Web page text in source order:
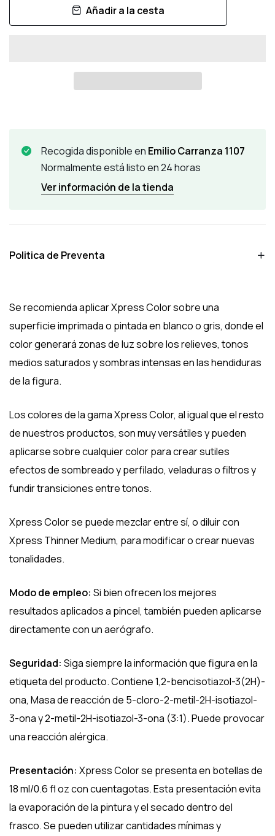
Añadir a la cesta
Recogida disponible en Emilio Carranza 1107
Normalmente está listo en 24 horas
Ver información de la tienda
Politica de Preventa
Se recomienda aplicar Xpress Color sobre una
superficie imprimada o pintada en blanco o gris, donde el
color generará zonas de luz sobre los relieves, tonos
medios saturados y sombras intensas en las hendiduras
de la figura.
Los colores de la gama Xpress Color, al igual que el resto
de nuestros productos, son muy versátiles y pueden
aplicarse sobre cualquier color para crear sutiles
efectos de sombreado y perfilado, veladuras o filtros y
fundir transiciones entre tonos.
Xpress Color se puede mezclar entre sí, o diluir con
Xpress Thinner Medium, para modificar o crear nuevas
tonalidades.
Modo de empleo: Si bien ofrecen los mejores
resultados aplicados a pincel, también pueden aplicarse
directamente con un aerógrafo.
Seguridad: Siga siempre la información que figura en la
etiqueta del producto. Contiene 1,2-bencisotiazol-3(2H)-
ona, Masa de reacción de 5-cloro-2-metil-2H-isotiazol-
3-ona y 2-metil-2H-isotiazol-3-ona (3:1). Puede provocar
una reacción alérgica.
Presentación: Xpress Color se presenta en botellas de
18 ml/0.6 fl oz con cuentagotas. Esta presentación evita
la evaporación de la pintura y el secado dentro del
frasco. Se pueden utilizar cantidades mínimas y